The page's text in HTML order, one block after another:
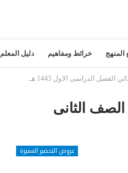
المنهج خرائط ومفاهيم دليل المعلم
الدراسى الاول 1443 هـ
الثانى
عروض التحضير المميزة